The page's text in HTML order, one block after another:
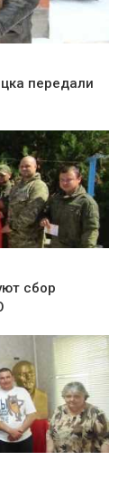
передали
сбор